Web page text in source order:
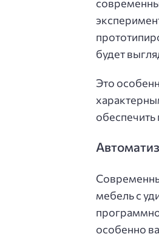
будет
Это
мебель с
особенно